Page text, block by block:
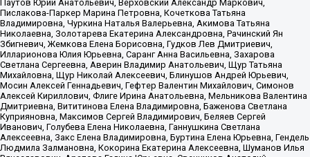
Паутов Юрий Анатольевич, Верховский Александр Маркович,
Пислакова-Паркер Марина Петровна, Кочеткова Татьяна
Владимировна, Чуркина Наталья Валерьевна, Акимова Татьяна
Николаевна, Золотарева Екатерина Александровна, Рачинский Ян
Збигневич, Жемкова Елена Борисовна, Гудков Лев Дмитриевич,
Илларионова Юлия Юрьевна, Саранг Анна Васильевна, Захарова
Светлана Сергеевна, Аверин Владимир Анатольевич, Щур Татьяна
Михайловна, Щур Николай Алексеевич, Блинушов Андрей Юрьевич,
Мосин Алексей Геннадьевич, Гефтер Валентин Михайлович, Симонов
Алексей Кириллович, Флиге Ирина Анатольевна, Мельникова Валентина
Дмитриевна, Вититинова Елена Владимировна, Баженова Светлана
Куприяновна, Максимов Сергей Владимирович, Беляев Сергей
Иванович, Голубева Елена Николаевна, Ганнушкина Светлана
Алексеевна, Закс Елена Владимировна, Буртина Елена Юрьевна, Гендель
Людмила Залмановна, Кокорина Екатерина Алексеевна, Шуманов Илья